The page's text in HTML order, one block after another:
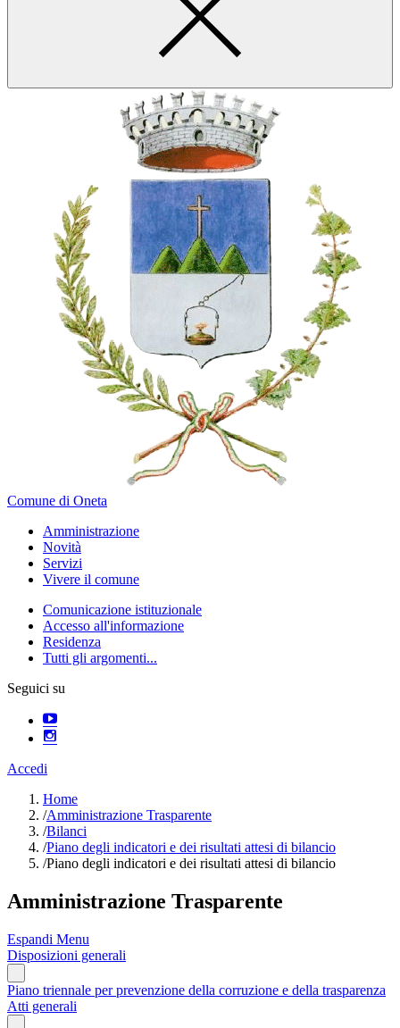
Comune di Oneta
Amministrazione
Novità
Servizi
Vivere il comune
Comunicazione istituzionale
Accesso all'informazione
Residenza
Tutti gli argomenti...
Seguici su
Accedi
Home
/Amministrazione Trasparente
/Bilanci
/Piano degli indicatori e dei risultati attesi di bilancio
/Piano degli indicatori e dei risultati attesi di bilancio
Amministrazione Trasparente
Espandi Menu
Disposizioni generali
Piano triennale per prevenzione della corruzione e della trasparenza
Atti generali